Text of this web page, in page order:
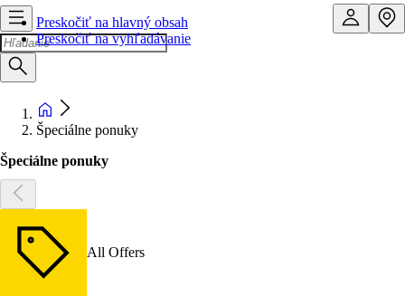
Preskočiť na hlavný obsah
Preskočiť na vyhľadávanie
Špeciálne ponuky
Špeciálne ponuky
All Offers